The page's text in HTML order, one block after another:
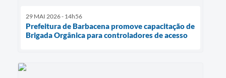
29 MAI 2026 - 14h56
Prefeitura de Barbacena promove capacitação de
Brigada Orgânica para controladores de acesso